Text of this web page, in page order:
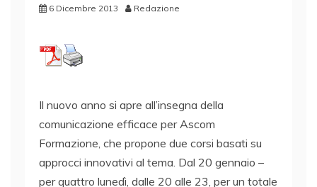
6 Dicembre 2013 Redazione
Il nuovo anno si apre all’insegna della
comunicazione efficace per Ascom
Formazione, che propone due corsi basati su
approcci innovativi al tema. Dal 20 gennaio –
per quattro lunedì, dalle 20 alle 23, per un totale